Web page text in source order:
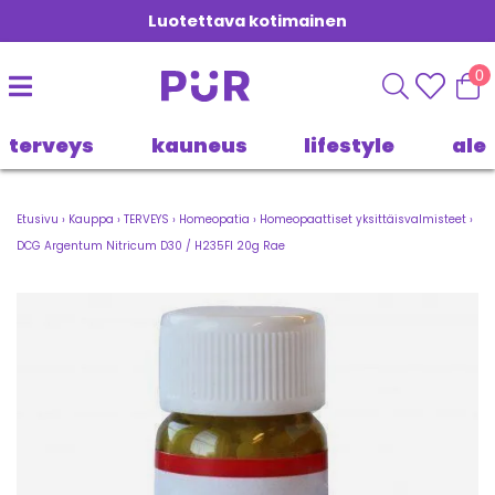
Luotettava kotimainen
0
terveys kauneus lifestyle ale
Etusivu › Kauppa › TERVEYS › Homeopatia › Homeopaattiset yksittäisvalmisteet ›
DCG Argentum Nitricum D30 / H235FI 20g Rae